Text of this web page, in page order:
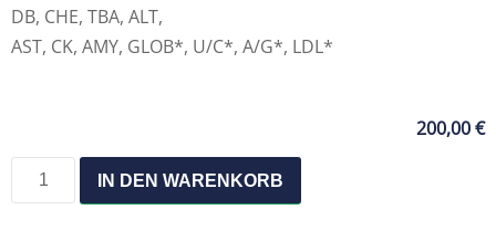
DB, CHE, TBA, ALT,
AST, CK, AMY, GLOB*, U/C*, A/G*, LDL*
200,00€
IN DEN WARENKORB